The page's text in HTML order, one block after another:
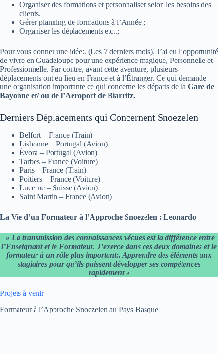
Organiser des formations et personnaliser selon les besoins des
clients.
Gérer planning de formations à l’Année ;
Organiser les déplacements etc..;
Pour vous donner une idée:. (Les 7 derniers mois). J’ai eu l’opportunité
de vivre en Guadeloupe pour une expérience magique, Personnelle et
Professionnelle. Par contre, avant cette aventure, plusieurs
déplacements ont eu lieu en France et à l’Étranger. Ce qui demande
une organisation importante ce qui concerne les départs de la Gare de
Bayonne et/ ou de l’Aéroport de Biarritz.
Derniers Déplacements qui Concernent Snoezelen
Belfort – France (Train)
Lisbonne – Portugal (Avion)
Évora – Portugal (Avion)
Tarbes – France (Voiture)
Paris – France (Train)
Poitiers – France (Voiture)
Lucerne – Suisse (Avion)
Saint Martin – France (Avion)
La Vie d’un Formateur à l’Approche Snoezelen : Leonardo
» La transmission des connaissances vécues est la différence entre
l’Enseignant et le Formateur. J’exerce dans ces deux domaines et le
formateur à un rôle plus important:. Apprendre des éléments aux
stagiaires pour qu’ils puissent développer ses compétences
rapidement »
Projets à venir
Formateur à l’Approche Snoezelen au Pays Basque